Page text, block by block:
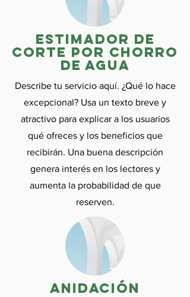
Estimador de
corte por chorro
de agua
Describe tu servicio aquí. ¿Qué lo hace
excepcional? Usa un texto breve y
atractivo para explicar a los usuarios
qué ofreces y los beneficios que
recibirán. Una buena descripción
genera interés en los lectores y
aumenta la probabilidad de que
reserven.
anidación